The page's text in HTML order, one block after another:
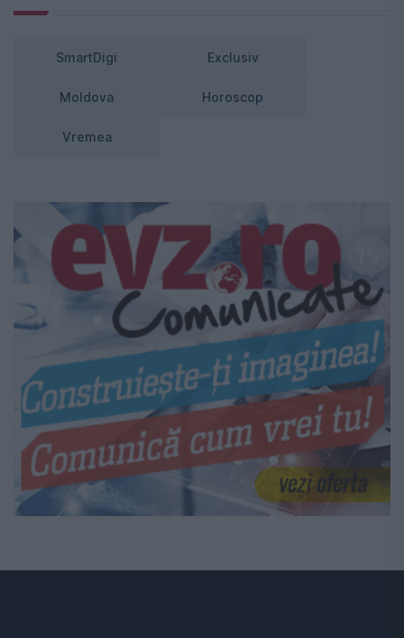
SmartDigi Exclusiv
Moldova Horoscop
Vremea